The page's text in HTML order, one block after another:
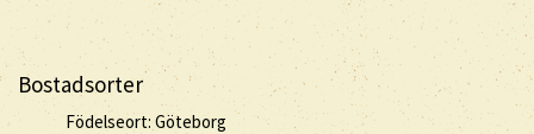
Bostadsorter
Födelseort: Göteborg